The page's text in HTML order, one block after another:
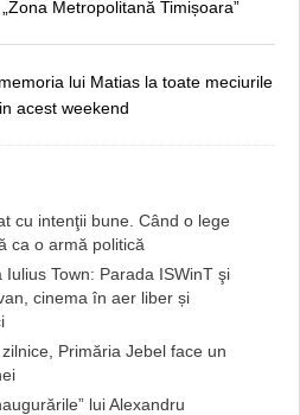
Metropolitană Timișoara”
lui Matias la toate meciurile
acest weekend
cu intenţii bune. Când o lege
ca o armă politică
Town: Parada ISWinT şi
cinema în aer liber și
Primăria Jebel face un
lui Alexandru